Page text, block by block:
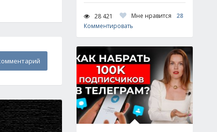
28 421 Мне нравится
28
Комментировать